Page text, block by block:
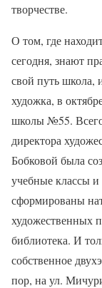
творчестве.
О том, где
сегодня, знают
свой путь школа,
художка, в
школы №55. Всего
директора
Бобковой была
учебные классы и
сформированы
художественных
библиотека. И
собственное
пор, на ул.